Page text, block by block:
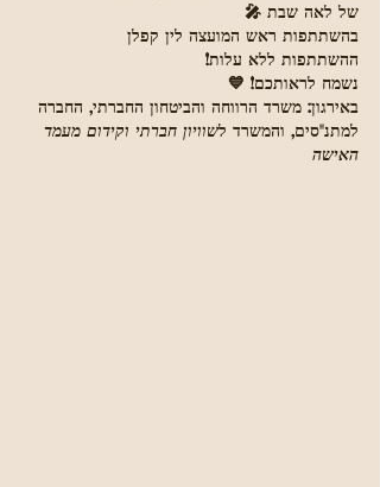
של לאה שבת 🎤
בהשתתפות ראש המועצה לין קפלן
ההשתתפות ללא עלות!
נשמח לראותכם! 💙
באירגון: משרד הרווחה והביטחון החברתי, החברה
למתנ"סים, והמשרד לשוויון חברתי וקידום מעמד
האישה